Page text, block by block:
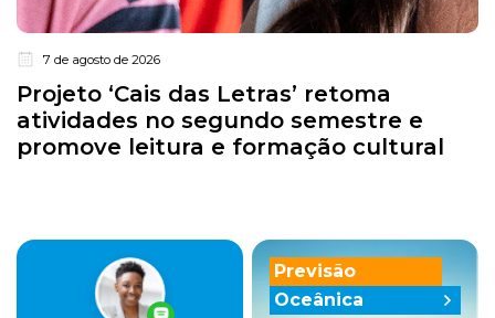
7 de agosto de 2026
Projeto ‘Cais das Letras’ retoma
atividades no segundo semestre e
promove leitura e formação cultural
Previsão
Oceânica